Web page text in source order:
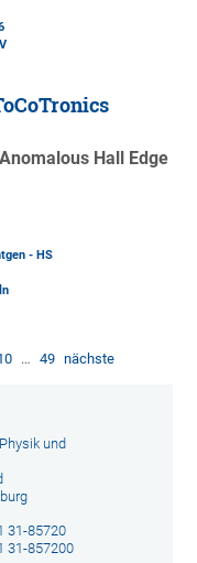
Hall Edge
- HS
… 49 nächste
und
31-85720
31-857200